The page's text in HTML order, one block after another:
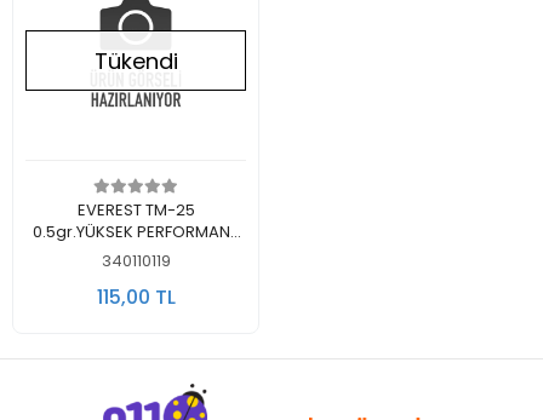
Stokta Yok
Tükendi
EVEREST TM-25
0.5gr.YÜKSEK PERFORMANS
TERMAL Macun
340110119
115,00 TL